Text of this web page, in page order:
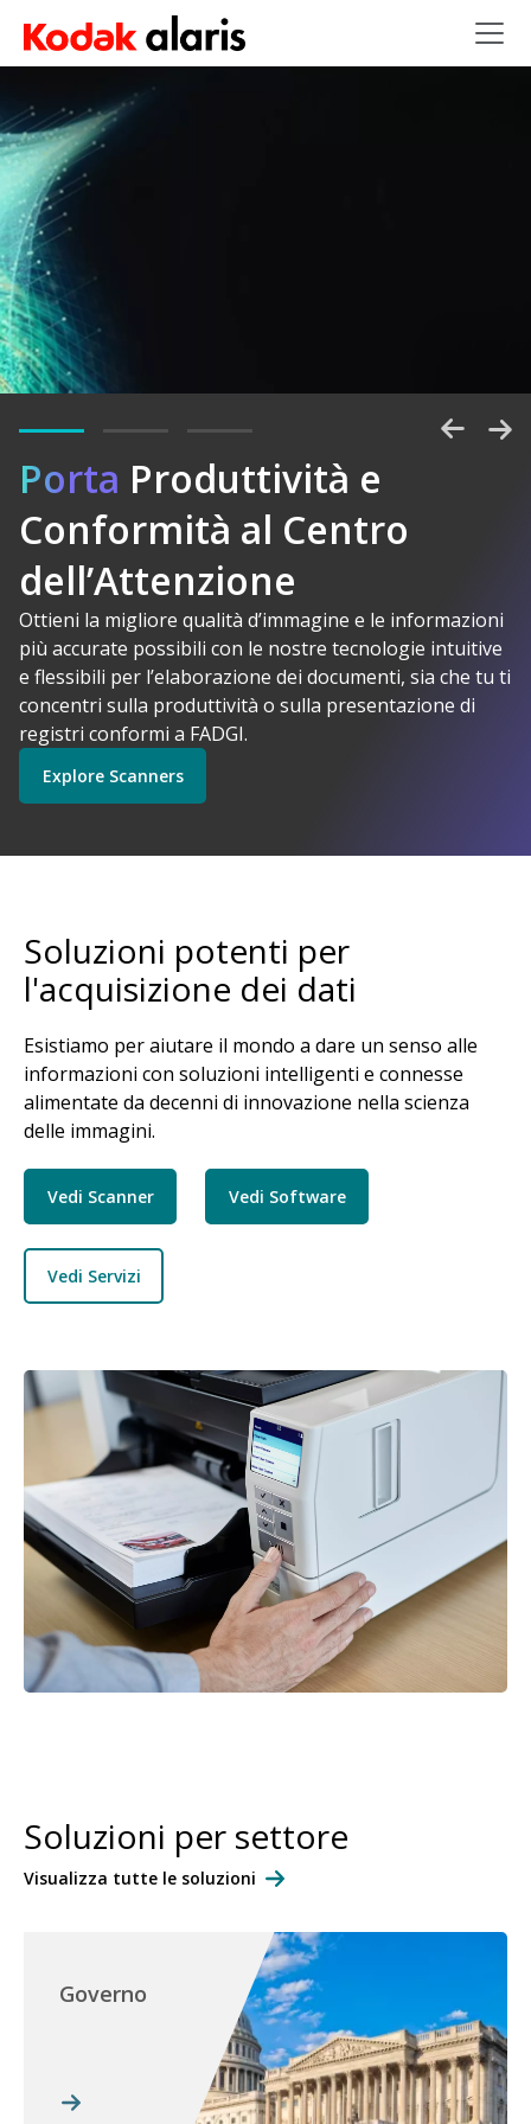
Salta al contenuto principale
Porta Produttività e
Conformità al Centro
dell’Attenzione
Ottieni la migliore qualità d’immagine e le informazioni
più accurate possibili con le nostre tecnologie intuitive
e flessibili per l’elaborazione dei documenti, sia che tu ti
concentri sulla produttività o sulla presentazione di
registri conformi a FADGI.
Explore Scanners
I-Powered
Inizia
Sbloccate
Kodak Alaris ha senso
Explore Software Explore Scanners
Explore Services
Soluzioni potenti per
l'acquisizione dei dati
Esistiamo per aiutare il mondo a dare un senso alle
informazioni con soluzioni intelligenti e connesse
alimentate da decenni di innovazione nella scienza
delle immagini.
Vedi Scanner Vedi Software
Vedi Servizi
Immagine
Soluzioni per settore
Visualizza tutte le soluzioni
Governo